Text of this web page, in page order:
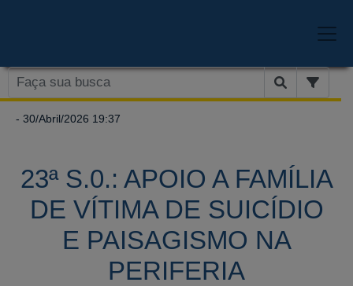
- 30/Abril/2026 19:37
23ª S.0.: APOIO A FAMÍLIA
DE VÍTIMA DE SUICÍDIO
E PAISAGISMO NA
PERIFERIA